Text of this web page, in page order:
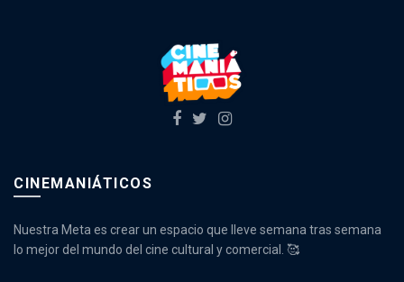
CINEMANIÁTICOS
Nuestra Meta es crear un espacio que lleve semana tras semana
lo mejor del mundo del cine cultural y comercial. 🥰